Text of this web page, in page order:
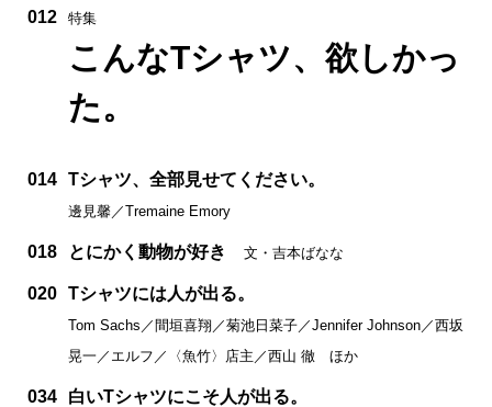
012
特集
こんなTシャツ、欲しかっ
た。
014 Tシャツ、全部見せてください。
邊見馨／Tremaine Emory
018 とにかく動物が好き 文・吉本ばなな
020 Tシャツには人が出る。
Tom Sachs／間垣喜翔／菊池日菜子／Jennifer Johnson／西坂
晃一／エルフ／〈魚竹〉店主／西山 徹 ほか
034 白いTシャツにこそ人が出る。